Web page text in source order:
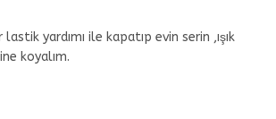
yardımı ile kapatıp evin serin ,ışık
koyalım.